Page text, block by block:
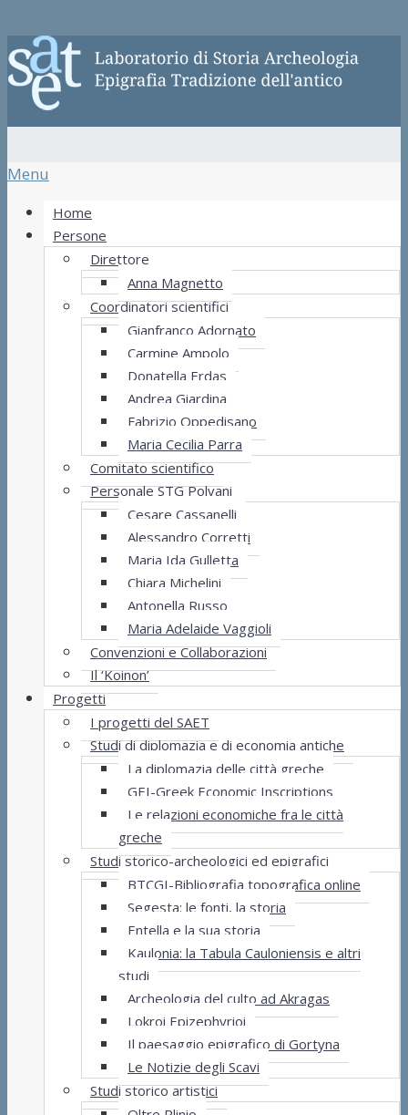
Menu
Home
Persone
Direttore
Anna Magnetto
Coordinatori scientifici
Gianfranco Adornato
Carmine Ampolo
Donatella Erdas
Andrea Giardina
Fabrizio Oppedisano
Maria Cecilia Parra
Comitato scientifico
Personale STG Polvani
Cesare Cassanelli
Alessandro Corretti
Maria Ida Gulletta
Chiara Michelini
Antonella Russo
Maria Adelaide Vaggioli
Convenzioni e Collaborazioni
Il ‘Koinon’
Progetti
I progetti del SAET
Studi di diplomazia e di economia antiche
La diplomazia delle città greche
GEI-Greek Economic Inscriptions
Le relazioni economiche fra le città
greche
Studi storico-archeologici ed epigrafici
BTCGI-Bibliografia topografica online
Segesta: le fonti, la storia
Entella e la sua storia
Kaulonia: la Tabula Cauloniensis e altri
studi
Archeologia del culto ad Akragas
Lokroi Epizephyrioi
Il paesaggio epigrafico di Gortyna
Le Notizie degli Scavi
Studi storico artistici